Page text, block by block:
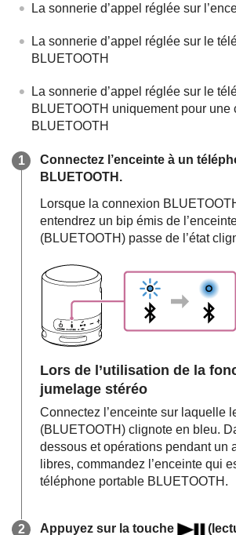
La sonnerie d’appel réglée sur
La sonnerie d’appel réglée sur le
BLUETOOTH
La sonnerie d’appel réglée sur le
BLUETOOTH uniquement pour une
BLUETOOTH
Connectez l’enceinte à un
BLUETOOTH.
Lorsque la connexion
entendrez un bip émis de
(BLUETOOTH) passe de l’état
Lors de l’utilisation de la
jumelage stéréo
Connectez l’enceinte sur laquelle
(BLUETOOTH) clignote en bleu.
dessous et opérations pendant un
libres, commandez l’enceinte qui
téléphone portable BLUETOOTH.
Appuyez sur la touche